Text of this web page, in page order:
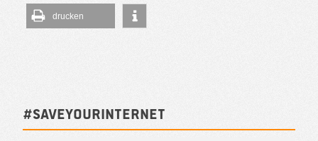
drucken
#SAVEYOURINTERNET